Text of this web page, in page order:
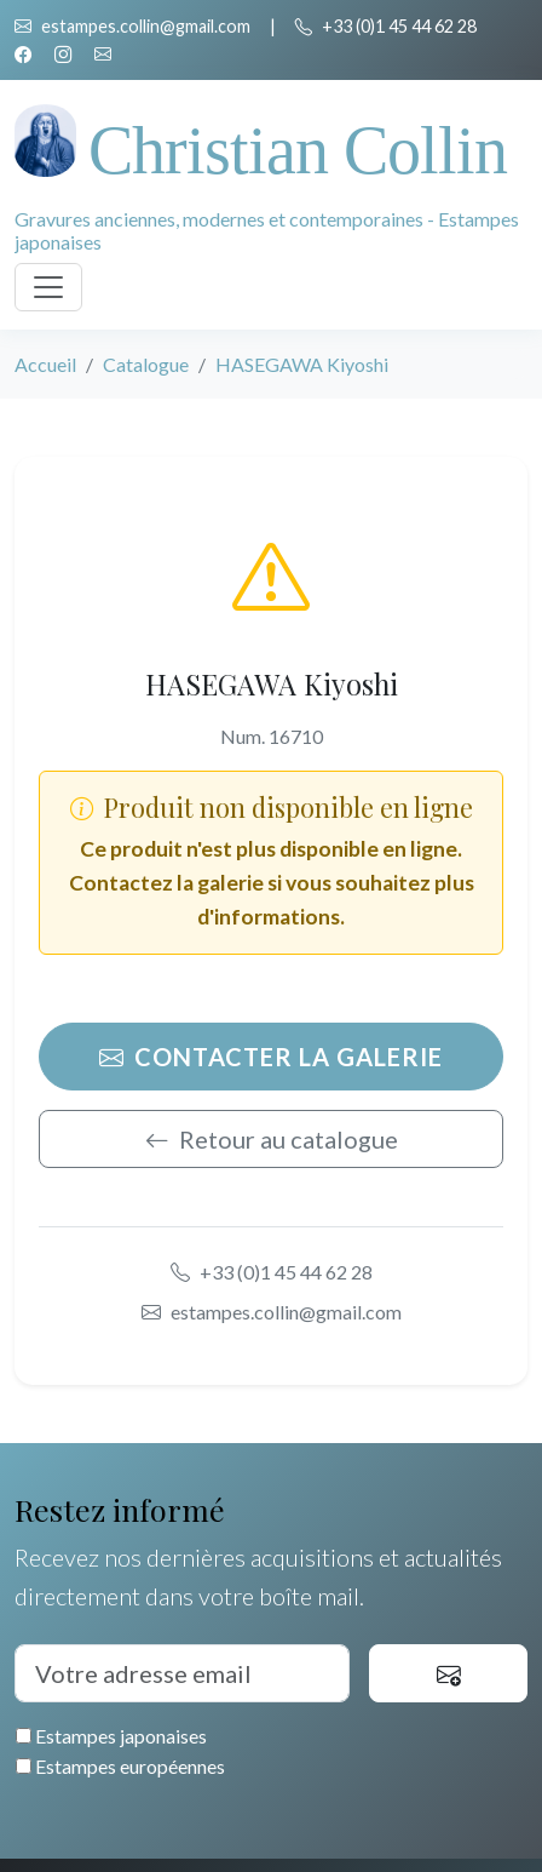
estampes.collin@gmail.com | +33 (0)1 45 44 62 28
Christian Collin
Gravures anciennes, modernes et contemporaines - Estampes
japonaises
Accueil Catalogue HASEGAWA Kiyoshi
HASEGAWA Kiyoshi
Num. 16710
Produit non disponible en ligne
Ce produit n'est plus disponible en ligne.
Contactez la galerie si vous souhaitez plus
d'informations.
CONTACTER LA GALERIE
Retour au catalogue
+33 (0)1 45 44 62 28
estampes.collin@gmail.com
Restez informé
Recevez nos dernières acquisitions et actualités
directement dans votre boîte mail.
Estampes japonaises
Estampes européennes